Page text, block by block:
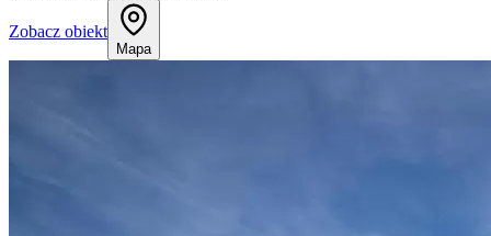
Zobacz obiekt
Mapa